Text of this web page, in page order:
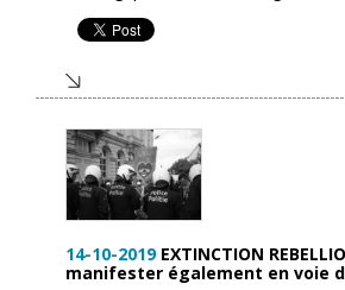
14-10-2019 EXTINCTION
manifester également en voie